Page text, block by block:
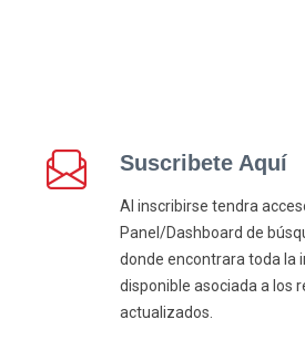
Suscribete Aquí
Al inscribirse tendra
Panel/Dashboard de
donde encontrara toda la
disponible asociada a los
actualizados.